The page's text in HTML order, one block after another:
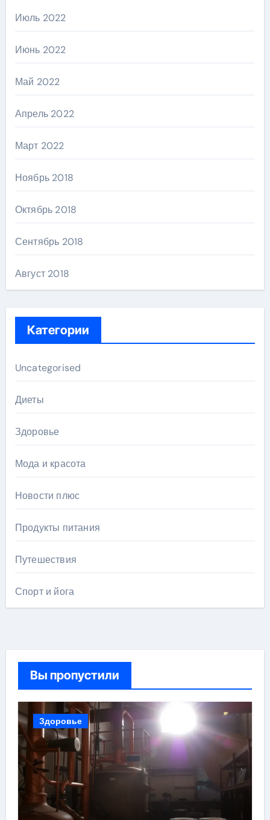
Июль 2022
Июнь 2022
Май 2022
Апрель 2022
Март 2022
Ноябрь 2018
Октябрь 2018
Сентябрь 2018
Август 2018
Категории
Uncategorised
Диеты
Здоровье
Мода и красота
Новости плюс
Продукты питания
Путешествия
Спорт и йога
Вы пропустили
Здоровье